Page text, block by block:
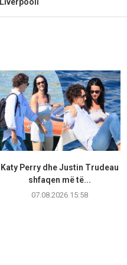
Katy Perry dhe Justin Trudeau
shfaqen më të...
07.08.2026 15:58